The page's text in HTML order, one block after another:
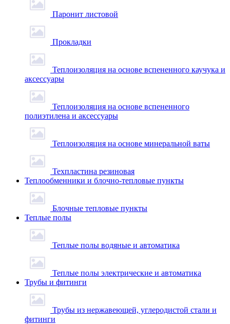
Паронит листовой
Прокладки
Теплоизоляция на основе вспененного каучука и
аксессуары
Теплоизоляция на основе вспененного
полиэтилена и аксессуары
Теплоизоляция на основе минеральной ваты
Техпластина резиновая
Теплообменники и блочно-тепловые пункты
Блочные тепловые пункты
Теплые полы
Теплые полы водяные и автоматика
Теплые полы электрические и автоматика
Трубы и фитинги
Трубы из нержавеющей, углеродистой стали и
фитинги